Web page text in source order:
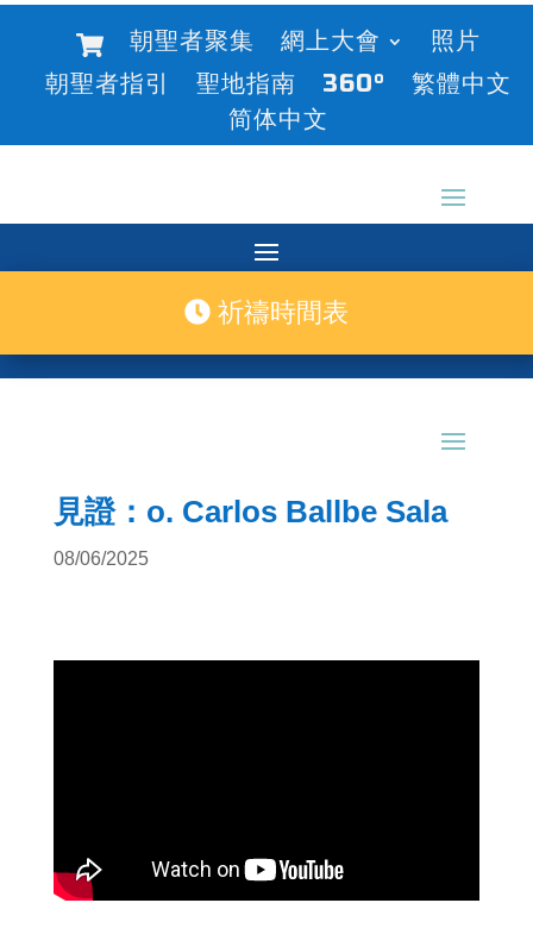
朝聖者聚集 網上大會
照片
朝聖者指引
聖地指南 360°
繁體中文
简体中文
祈禱時間表
見證：o. Carlos Ballbe Sala
08/06/2025